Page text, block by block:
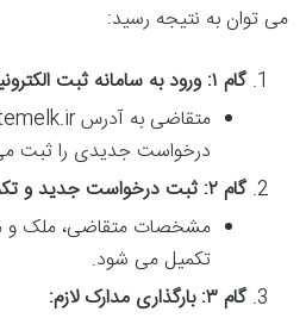
می توان به نتیجه رسید:
گام ۱: ورود به سامانه ثبت الکترونیکی (sabtemelk.ir):
درخواست جدیدی را ثبت
گام ۲: ثبت درخواست جدید و تکمیل فرم ها:
مشخصات متقاضی، ملک و
تکمیل می شود.
گام ۳: بارگذاری مدارک لازم: